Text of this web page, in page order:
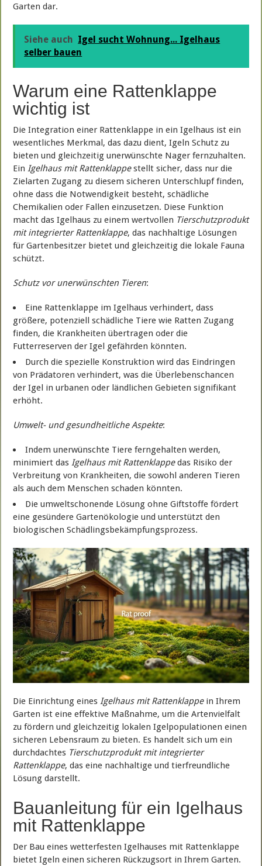
Garten dar.
Siehe auch Igel sucht Wohnung... Igelhaus
selber bauen
Warum eine Rattenklappe
wichtig ist
Die Integration einer Rattenklappe in ein Igelhaus ist ein
wesentliches Merkmal, das dazu dient, Igeln Schutz zu
bieten und gleichzeitig unerwünschte Nager fernzuhalten.
EinIgelhaus mit Rattenklappestellt sicher, dass nur die
Zielarten Zugang zu diesem sicheren Unterschlupf finden,
ohne dass die Notwendigkeit besteht, schädliche
Chemikalien oder Fallen einzusetzen. Diese Funktion
macht das Igelhaus zu einem wertvollen Tierschutzprodukt
mit integrierter Rattenklappe, das nachhaltige Lösungen
für Gartenbesitzer bietet und gleichzeitig die lokale Fauna
schützt.
Schutz vor unerwünschten Tieren:
Eine Rattenklappe im Igelhaus verhindert, dass
größere, potenziell schädliche Tiere wie Ratten Zugang
finden, die Krankheiten übertragen oder die
Futterreserven der Igel gefährden könnten.
Durch die spezielle Konstruktion wird das Eindringen
von Prädatoren verhindert, was die Überlebenschancen
der Igel in urbanen oder ländlichen Gebieten signifikant
erhöht.
Umwelt- und gesundheitliche Aspekte:
Indem unerwünschte Tiere ferngehalten werden,
minimiert dasIgelhaus mit Rattenklappedas Risiko der
Verbreitung von Krankheiten, die sowohl anderen Tieren
als auch dem Menschen schaden könnten.
Die umweltschonende Lösung ohne Giftstoffe fördert
eine gesündere Gartenökologie und unterstützt den
biologischen Schädlingsbekämpfungsprozess.
Die Einrichtung eines Igelhaus mit Rattenklappein Ihrem
Garten ist eine effektive Maßnahme, um die Artenvielfalt
zu fördern und gleichzeitig lokalen Igelpopulationen einen
sicheren Lebensraum zu bieten. Es handelt sich um ein
durchdachtes Tierschutzprodukt mit integrierter
Rattenklappe, das eine nachhaltige und tierfreundliche
Lösung darstellt.
Bauanleitung für ein Igelhaus
mit Rattenklappe
Der Bau eines wetterfesten Igelhauses mit Rattenklappe
bietet Igeln einen sicheren Rückzugsort in Ihrem Garten.